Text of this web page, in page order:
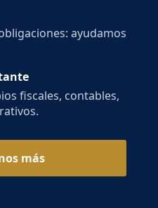
ayudamos
fiscales, contables,
más